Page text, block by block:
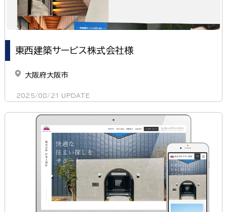
東西建築サービス株式会社様
大阪府大阪市
2025/08/21 UPDATE